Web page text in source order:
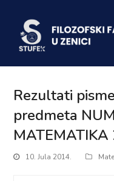
Rezultati
predmeta
MATEMATIKA
10. Jula 2014.